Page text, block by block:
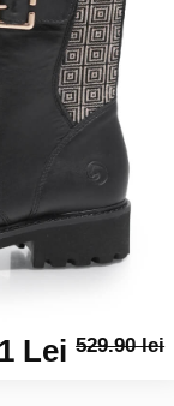
Lei529.90 lei